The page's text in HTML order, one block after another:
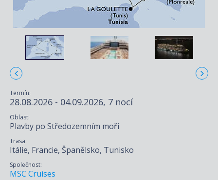
Termín:
28.08.2026 - 04.09.2026, 7 nocí
Oblast:
Plavby po Středozemním moři
Trasa:
Itálie, Francie, Španělsko, Tunisko
Společnost:
MSC Cruises